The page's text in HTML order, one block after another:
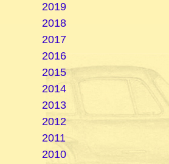
2019
2018
2017
2016
2015
2014
2013
2012
2011
2010